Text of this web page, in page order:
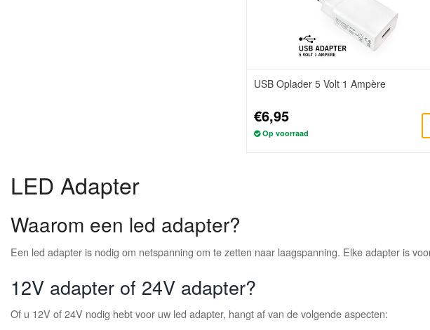
USB Oplader 5 Volt 1 Ampère
€6,95
Op voorraad
LED Adapter
Waarom een led adapter?
Een led adapter is nodig om netspanning om te zetten naar laagspanning. Elke adapter is
12V adapter of 24V adapter?
Of u 12V of 24V nodig hebt voor uw led adapter, hangt af van de volgende aspecten: